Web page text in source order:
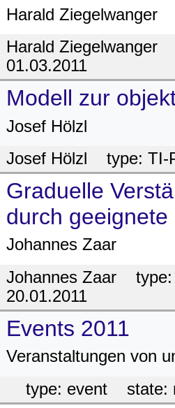
Harald Ziegelwanger
Harald Ziegelwanger
01.03.2011
Modell zur
Josef Hölzl
Josef Hölzl type: TI-
Graduelle
durch
Johannes Zaar
Johannes Zaar
20.01.2011
Events 2011
Veranstaltungen von
type: eventstate: